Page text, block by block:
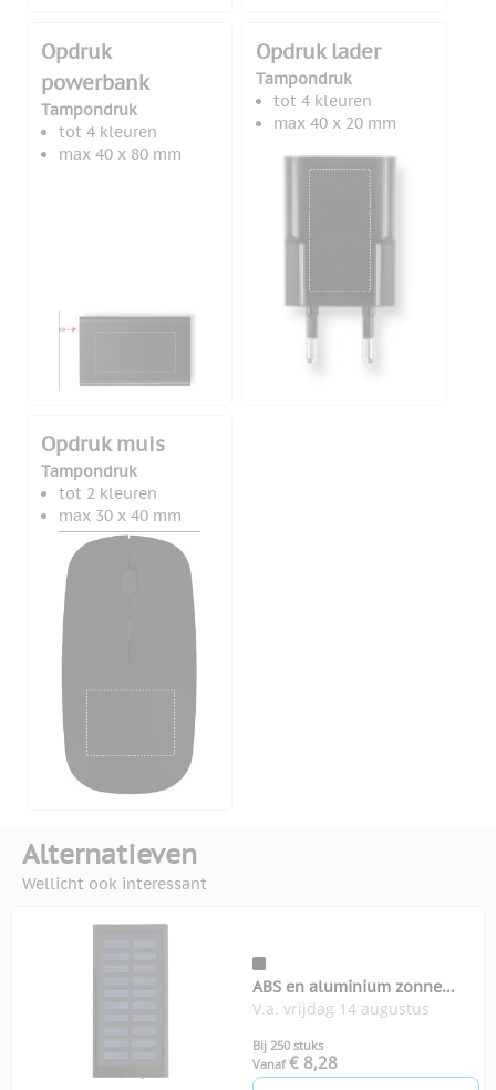
Opdruk
powerbank
Tampondruk
tot 4 kleuren
max 40 x 80 mm
Opdruk lader
Tampondruk
tot 4 kleuren
max 40 x 20 mm
Opdruk muis
Tampondruk
tot 2 kleuren
max 30 x 40 mm
Alternatieven
Wellicht ook interessant
ABS en aluminium zonne
oplader
V.a. vrijdag 14 augustus
Bij 250 stuks
Vanaf € 8,28